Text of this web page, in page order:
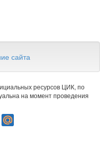
сайта
ресурсов ЦИК, по
на момент проведения